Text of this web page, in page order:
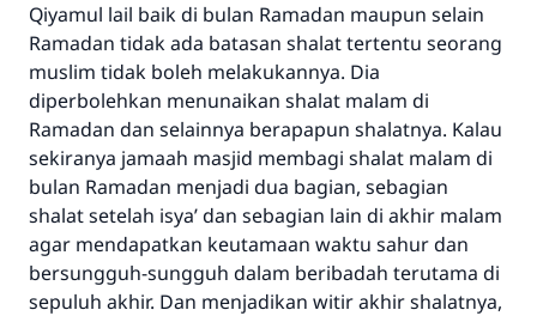
Qiyamul lail baik di bulan Ramadan maupun selain
Ramadan tidak ada batasan shalat tertentu seorang
muslim tidak boleh melakukannya. Dia
diperbolehkan menunaikan shalat malam di
Ramadan dan selainnya berapapun shalatnya. Kalau
sekiranya jamaah masjid membagi shalat malam di
bulan Ramadan menjadi dua bagian, sebagian
shalat setelah isya’ dan sebagian lain di akhir malam
agar mendapatkan keutamaan waktu sahur dan
bersungguh-sungguh dalam beribadah terutama di
sepuluh akhir. Dan menjadikan witir akhir shalatnya,